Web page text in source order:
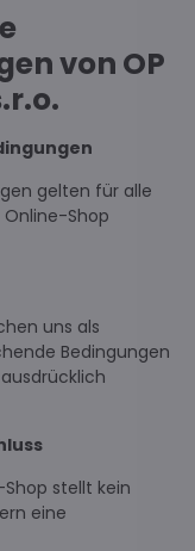
von OP
gelten für alle
Shop
uns als
Bedingungen
stellt kein
eine